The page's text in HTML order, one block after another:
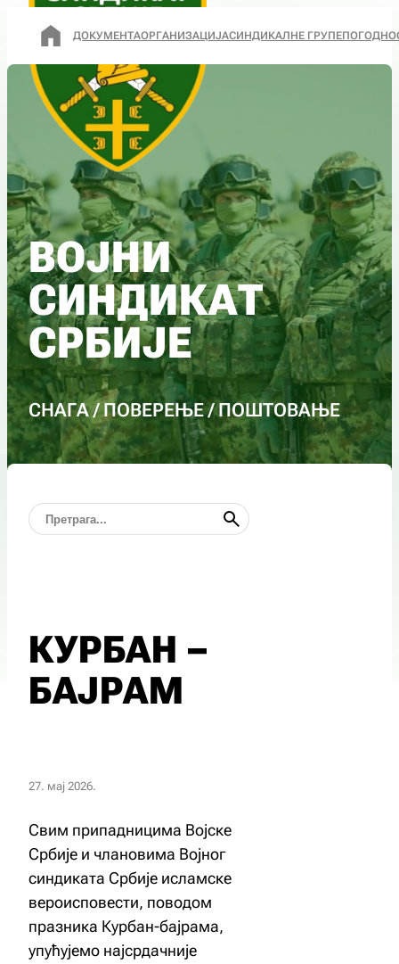
ДОКУМЕНТАОРГАНИЗАЦИЈАСИНДИКАЛНЕ ГРУПЕ
ВОЈНИ
СИНДИКАТ
СРБИЈЕ
СНАГА / ПОВЕРЕЊЕ / ПОШТОВАЊЕ
КУРБАН –
БАЈРАМ
27. мај 2026.
Свим припадницима Војске
Србије и члановима Војног
синдиката Србије исламске
вероисповести, поводом
празника Курбан-бајрама,
упућујемо најсрдачније